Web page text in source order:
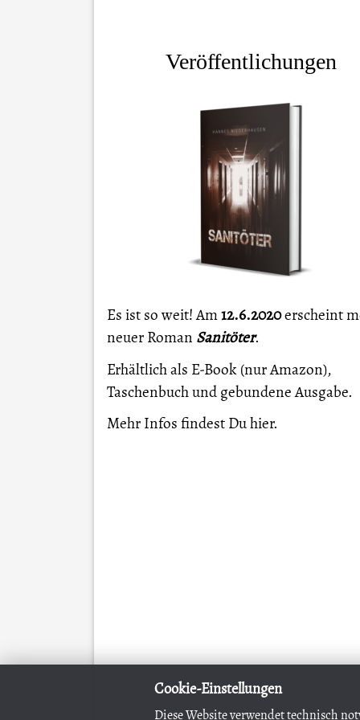
Veröffentlichungen
Es ist so weit! Am12.6.2020erscheint
neuer Roman Sanitöter.
Erhältlich als E-Book (nur Amazon),
Taschenbuch und gebundene Ausgabe.
Mehr Infos findest Duhier.
Cookie-Einstellungen
Diese Website verwendet technisch